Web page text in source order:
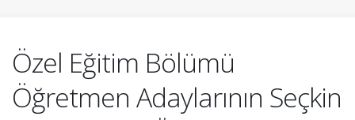
Özel Eğitim Bölümü
Öğretmen Adaylarının Seçkin